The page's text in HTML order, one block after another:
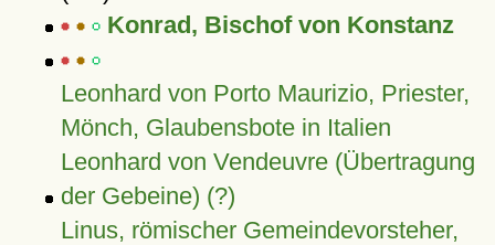
Konrad, Bischof von Konstanz
Leonhard von Porto Maurizio, Priester,
Mönch, Glaubensbote in Italien
Leonhard von Vendeuvre (Übertragung
der Gebeine) (?)
Linus, römischer Gemeindevorsteher,